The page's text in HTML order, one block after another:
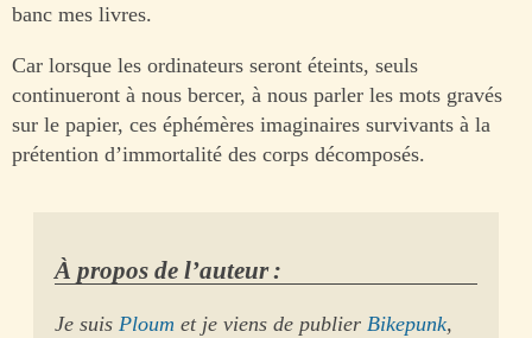
banc mes livres.
Car lorsque les ordinateurs seront éteints, seuls
continueront à nous bercer, à nous parler les mots gravés
sur le papier, ces éphémères imaginaires survivants à la
prétention d’immortalité des corps décomposés.
À propos de l’auteur :
Je suisPloum et je viens de publierBikepunk,